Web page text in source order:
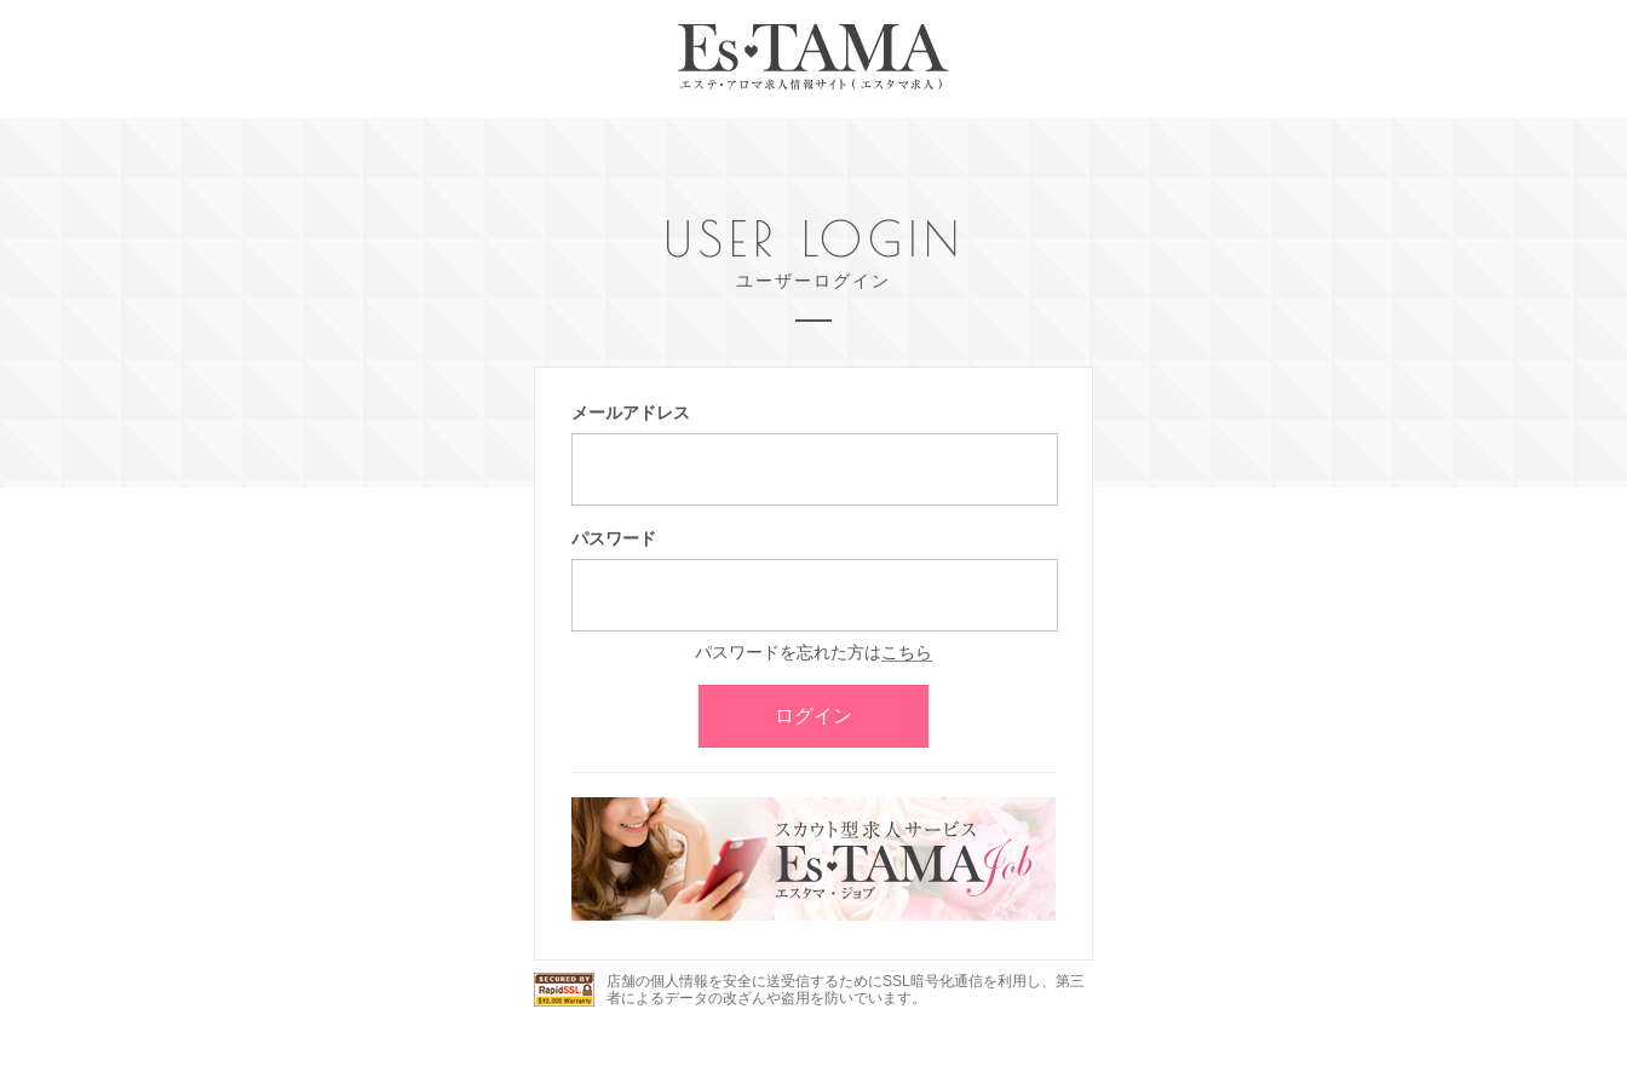
USER LOGIN
ユーザーログイン
メールアドレス
パスワード
パスワードを忘れた方はこちら
ログイン
店舗の個人情報を安全に送受信するためにSSL暗号化通信を利用し、第三
者によるデータの改ざんや盗用を防いでいます。